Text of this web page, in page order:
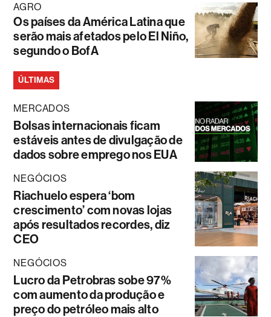
AGRO
Os países da América Latina que
serão mais afetados pelo El Niño,
segundo o BofA
ÚLTIMAS
MERCADOS
Bolsas internacionais ficam
estáveis antes de divulgação de
dados sobre emprego nos EUA
NEGÓCIOS
Riachuelo espera ‘bom
crescimento’ com novas lojas
após resultados recordes, diz
CEO
NEGÓCIOS
Lucro da Petrobras sobe 97%
com aumento da produção e
preço do petróleo mais alto